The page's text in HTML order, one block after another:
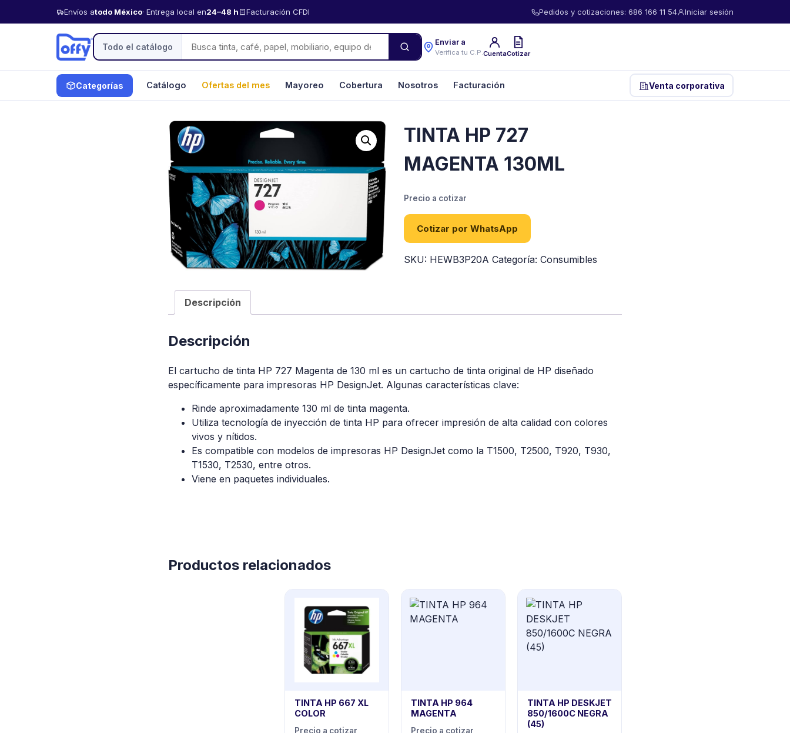
Envíos atodo México· Entrega local en24–48 h Facturación CFDI Pedidos y cotizaciones: 686 166 11 54 Iniciar sesión
Todo el catálogo Enviar a
Verifica tu C.P.CuentaCotizar
Categorías Catálogo Ofertas del mes Mayoreo Cobertura Nosotros Facturación Venta corporativa
TINTA HP 727
MAGENTA 130ML
Precio a cotizar
Cotizar por WhatsApp
SKU: HEWB3P20A Categoría:Consumibles
Descripción
Descripción
El cartucho de tinta HP 727 Magenta de 130 ml es un cartucho de tinta original de HP diseñado
específicamente para impresoras HP DesignJet. Algunas características clave:
Rinde aproximadamente 130 ml de tinta magenta.
Utiliza tecnología de inyección de tinta HP para ofrecer impresión de alta calidad con colores
vivos y nítidos.
Es compatible con modelos de impresoras HP DesignJet como la T1500, T2500, T920, T930,
T1530, T2530, entre otros.
Viene en paquetes individuales.
Productos relacionados
TINTA HP 667 XL
COLOR
Precio a cotizar
TINTA HP 964
MAGENTA
Precio a cotizar
TINTA HP DESKJET
850/1600C NEGRA
(45)